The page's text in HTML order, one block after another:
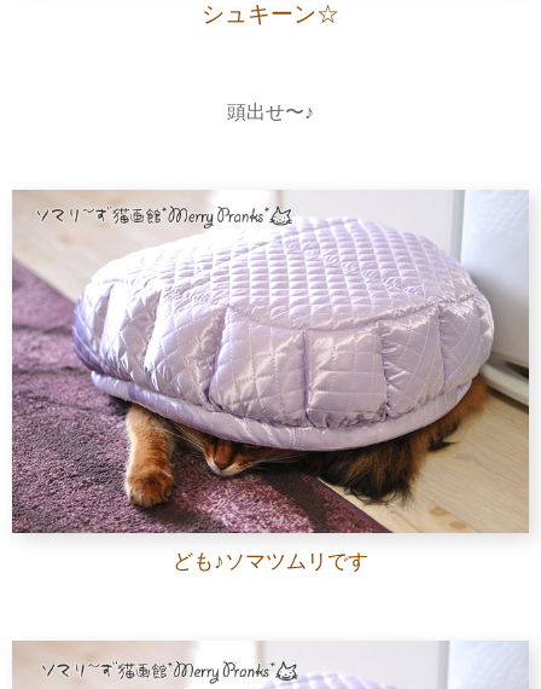
シュキーン☆
頭出せ〜♪
ども♪ソマツムリです